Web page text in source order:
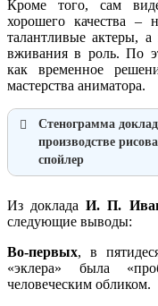
Кроме того, сам
хорошего качества –
талантливые актеры,
вживания в роль. По
как временное
мастерства аниматора.
Стенограмма
производстве
спойлер
Из докладаИ. П.
следующие выводы:
Во-первых, в
«эклера» была
человеческим обликом.